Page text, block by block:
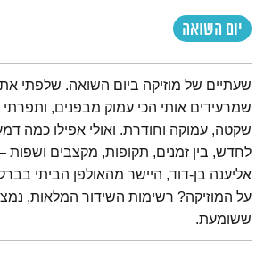
יום השואה
תמצית הפודקאסט
שעתיים של מוזיקה ביום השואה. שלפתי
שמרעידים אותי הכי עמוק מבפנים,
שקטה, עמוקה וחודרת. ואולי אפילו כמה
לחדש, בין זמנים, תקופות, מקצבים ושפות
אליענה בן-דוד, היישר מהאולפן הביתי
על המוזיקה? רשימות השידור המלאות,
ששומעת.